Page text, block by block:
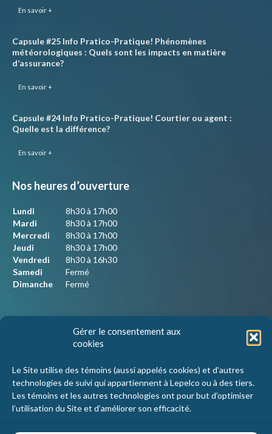
Gérer le consentement aux
cookies
Le Site utilise des témoins (aussi appelés cookies) et d’autres
technologies de suivi qui appartiennent à Lepelco ou à des tiers.
Les témoins et les autres technologies ont pour but d’optimiser
l’utilisation du Site et d’améliorer son efficacité.
En savoir +
Capsule #25 Info Pratico-Pratique! Phénomènes
météorologiques : Quels sont les impacts en matière
d’assurance?
En savoir +
Capsule #24 Info Pratico-Pratique! Courtier ou agent :
Quelle est la différence?
En savoir +
Nos heures d’ouverture
Lundi
8h30 à 17h00
Mardi
8h30 à 17h00
Mercredi
8h30 à 17h00
Jeudi
8h30 à 17h00
Vendredi
8h30 à 16h30
Samedi
Fermé
Dimanche
Fermé
Nous joindre
Saint-Mathieu-de-Beloeil, Qc
J3G 0R2
1 800 467-5067